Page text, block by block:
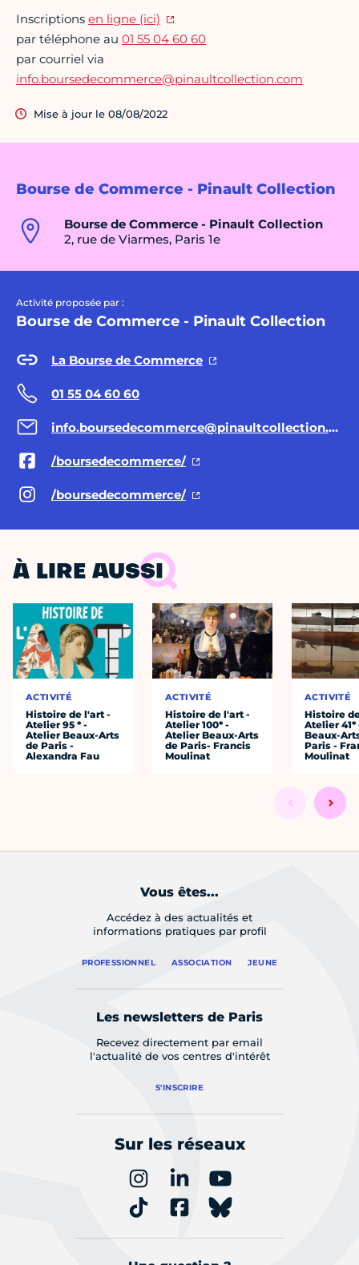
Bourse de Commerce - Pinault Collection
Bourse de Commerce - Pinault Collection
2, rue de Viarmes, Paris 1e
Activité proposée par :
Bourse de Commerce - Pinault Collection
La Bourse de Commerce
01 55 04 60 60
info.boursedecommerce@pinaultcollection.com
/boursedecommerce/
/boursedecommerce/
Inscriptions en ligne (ici)
par téléphone au 01 55 04 60 60
par courriel via
info.boursedecommerce@pinaultcollection.com
Mise à jour le 08/08/2022
À LIRE AUSSI
ACTIVITÉ
Histoire de l'art -
Atelier 95 * -
Atelier Beaux-Arts
de Paris -
Alexandra Fau
ACTIVITÉ
Histoire de l'art -
Atelier 100* -
Atelier Beaux-Arts
de Paris- Francis
Moulinat
ACTIVITÉ
Histoire
Atelier
Beaux-
Paris -
Moulinat
Vous êtes...
Accédez à des actualités et
informations pratiques par profil
PROFESSIONNEL ASSOCIATION JEUNE
Les newsletters de Paris
Recevez directement par email
l'actualité de vos centres d'intérêt
S'INSCRIRE
Sur les réseaux